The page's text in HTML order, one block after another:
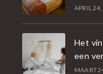
APRIL
Het
een
MAART